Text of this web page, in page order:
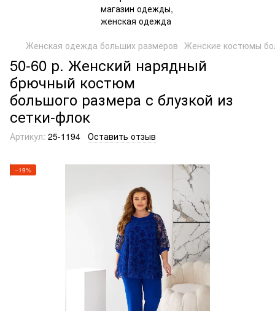
Женская одежда больших размеров Женские костюмы
50-60 р. Женский нарядный
брючный костюм
большого размера с блузкой из
сетки-флок
Артикул: 25-1194 Оставить отзыв
−19%